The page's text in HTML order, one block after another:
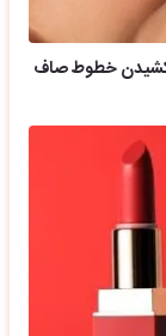
کشیدن خطوط صاف